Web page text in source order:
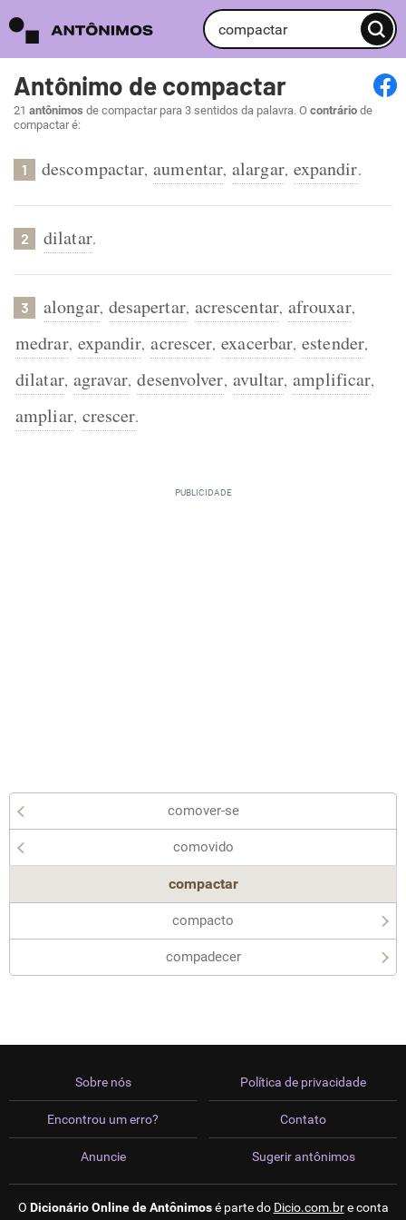
Antônimo de compactar
21 antônimos de compactar para 3 sentidos da palavra. O contrário de
compactar é:
1 descompactar, aumentar, alargar, expandir.
2 dilatar.
3 alongar, desapertar, acrescentar, afrouxar,
medrar, expandir, acrescer, exacerbar, estender,
dilatar, agravar, desenvolver, avultar, amplificar,
ampliar, crescer.
comover-se
comovido
compactar
compacto
compadecer
Sobre nós
Encontrou um erro?
Anuncie
Política de privacidade
Contato
Sugerir antônimos
O Dicionário Online de Antônimosé parte do Dicio.com.bre conta